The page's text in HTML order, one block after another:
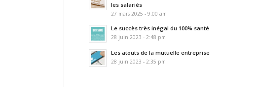
les salariés
27 mars 2025 - 9:00 am
Le succès très inégal du 100% santé
28 juin 2023 - 2:48 pm
Les atouts de la mutuelle entreprise
28 juin 2023 - 2:35 pm